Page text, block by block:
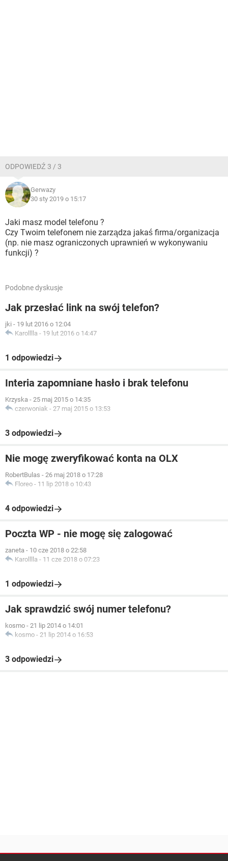
ODPOWIEDŹ 3 / 3
Gerwazy
30 sty 2019 o 15:17
Jaki masz model telefonu ?
Czy Twoim telefonem nie zarządza jakaś firma/organizacja
(np. nie masz ograniczonych uprawnień w wykonywaniu
funkcji) ?
Podobne dyskusje
Jak przesłać link na swój telefon?
jki - 19 lut 2016 o 12:04
Karolllla - 19 lut 2016 o 14:47
1 odpowiedzi
Interia zapomniane hasło i brak telefonu
Krzyska - 25 maj 2015 o 14:35
czerwoniak - 27 maj 2015 o 13:53
3 odpowiedzi
Nie mogę zweryfikować konta na OLX
RobertBulas - 26 maj 2018 o 17:28
Floreo - 11 lip 2018 o 10:43
4 odpowiedzi
Poczta WP - nie mogę się zalogować
zaneta - 10 cze 2018 o 22:58
Karolllla - 11 cze 2018 o 07:23
1 odpowiedzi
Jak sprawdzić swój numer telefonu?
kosmo - 21 lip 2014 o 14:01
kosmo - 21 lip 2014 o 16:53
3 odpowiedzi